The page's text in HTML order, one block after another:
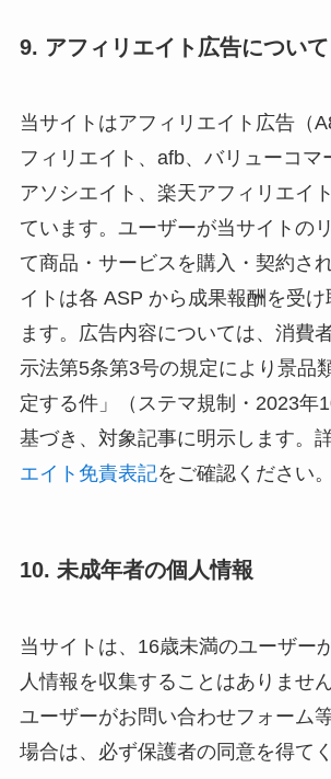
9. アフィリエイト広告について
当サイトはアフィリエイト広告（
フィリエイト、afb、バリューコマ
アソシエイト、楽天アフィリエイ
ています。ユーザーが当サイトの
て商品・サービスを購入・契約さ
イトは各 ASP から成果報酬を受け
ます。広告内容については、消費
示法第5条第3号の規定により景品
定する件」（ステマ規制・2023年
基づき、対象記事に明示します。
エイト免責表記をご確認ください。
10. 未成年者の個人情報
当サイトは、16歳未満のユーザー
人情報を収集することはありませ
ユーザーがお問い合わせフォーム
場合は、必ず保護者の同意を得てく